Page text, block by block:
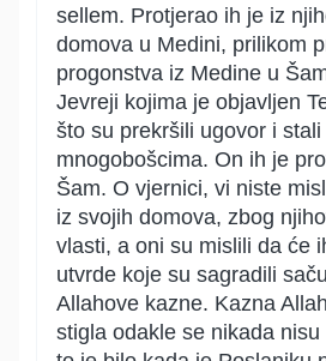
sellem. Protjerao ih je iz
domova u Medini, prilikom
progonstva iz Medine u
Jevreji kojima je objavljen
što su prekršili ugovor i
mnogobošcima. On ih je
Šam. O vjernici, vi niste
iz svojih domova, zbog
vlasti, a oni su mislili da će
utvrde koje su sagradili
Allahove kazne. Kazna
stigla odakle se nikada